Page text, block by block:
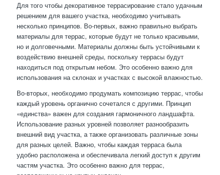
Для того чтобы декоративное террасирование стало удачным
решением для вашего участка, необходимо учитывать
несколько принципов. Во-первых, важно правильно выбрать
материалы для террас, которые будут не только красивыми,
но и долговечными. Материалы должны быть устойчивыми к
воздействию внешней среды, поскольку террасы будут
находиться под открытым небом. Это особенно важно для
использования на склонах и участках с высокой влажностью.
Во-вторых, необходимо продумать композицию террас, чтобы
каждый уровень органично сочетался с другими. Принцип
«единства» важен для создания гармоничного ландшафта.
Использование разных уровней позволяет разнообразить
внешний вид участка, а также организовать различные зоны
для разных целей. Важно, чтобы каждая терраса была
удобно расположена и обеспечивала легкий доступ к другим
частям участка. Это особенно важно для террас,